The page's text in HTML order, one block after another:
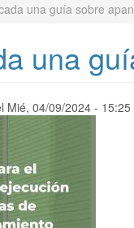
una guía sobre
una
Mié, 04/09/2024 - 15:25